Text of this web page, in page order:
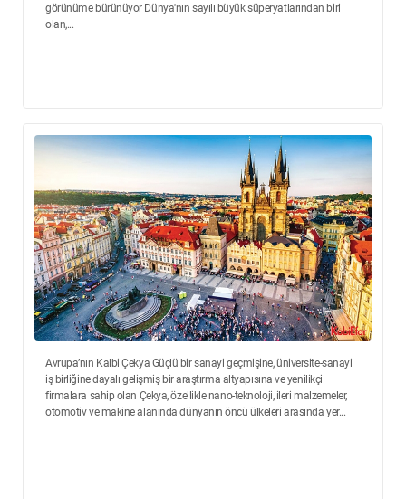
görünüme bürünüyor Dünya'nın sayılı büyük süperyatlarından biri
olan,...
Avrupa’nın Kalbi Çekya Güçlü bir sanayi geçmişine, üniversite-sanayi
iş birliğine dayalı gelişmiş bir araştırma altyapısına ve yenilikçi
firmalara sahip olan Çekya, özellikle nano-teknoloji, ileri malzemeler,
otomotiv ve makine alanında dünyanın öncü ülkeleri arasında yer...